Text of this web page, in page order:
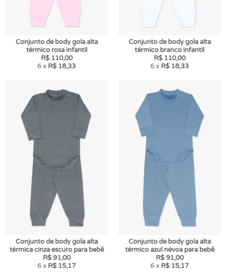
Conjunto de body gola alta
térmico rosa infantil
R$ 110,00
6 x R$ 18,33
Conjunto de body gola alta
térmico branco infantil
R$ 110,00
6 x R$ 18,33
Conjunto de body gola alta
térmica cinza escuro para bebê
R$ 91,00
6 x R$ 15,17
Conjunto de body gola alta
térmico azul névoa para bebê
R$ 91,00
6 x R$ 15,17